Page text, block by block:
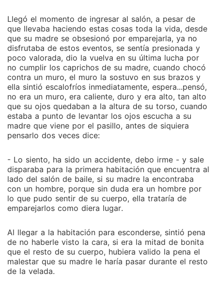
Llegó el momento de ingresar al salón, a pesar de
que llevaba haciendo estas cosas toda la vida, desde
que su madre se obsesionó por emparejarla, ya no
disfrutaba de estos eventos, se sentía presionada y
poco valorada, dio la vuelva en su última lucha por
no cumplir los caprichos de su madre, cuando chocó
contra un muro, el muro la sostuvo en sus brazos y
ella sintió escalofríos inmediatamente, espera...pensó,
no era un muro, era caliente, duro y era alto, tan alto
que su ojos quedaban a la altura de su torso, cuando
estaba a punto de levantar los ojos escucha a su
madre que viene por el pasillo, antes de siquiera
pensarlo dos veces dice:
- Lo siento, ha sido un accidente, debo irme - y sale
disparaba para la primera habitación que encuentra al
lado del salón de baile, si su madre la encontraba
con un hombre, porque sin duda era un hombre por
lo que pudo sentir de su cuerpo, ella trataría de
emparejarlos como diera lugar.
Al llegar a la habitación para esconderse, sintió pena
de no haberle visto la cara, si era la mitad de bonita
que el resto de su cuerpo, hubiera valido la pena el
malestar que su madre le haría pasar durante el resto
de la velada.